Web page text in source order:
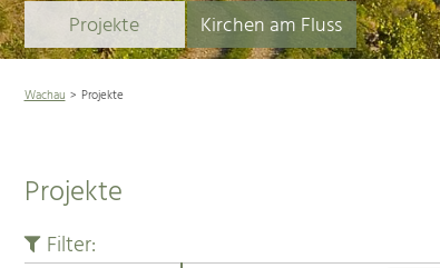
Projekte
Kirchen am Fluss
Wachau Projekte
Projekte
Filter: